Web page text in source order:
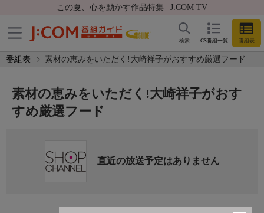
この夏、心を動かす作品特集 | J:COM TV
CS番組一覧 番組表
検索
番組表 素材の恵みをいただく!大崎祥子がおすすめ厳選フード
素材の恵みをいただく!大崎祥子がおす
すめ厳選フード
直近の放送予定はありません